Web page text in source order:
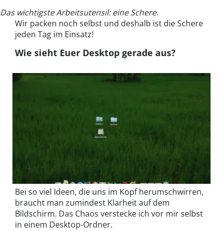
Das wichtigste Arbeitsutensil: eine Schere.
Wir packen noch selbst und deshalb ist die Schere
jeden Tag im Einsatz!
Wie sieht Euer Desktop gerade aus?
Bei so viel Ideen, die uns im Kopf herumschwirren,
braucht man zumindest Klarheit auf dem
Bildschirm. Das Chaos verstecke ich vor mir selbst
in einem Desktop-Ordner.